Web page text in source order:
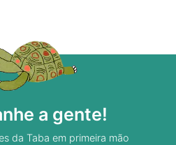
a gente!
da Taba em primeira mão